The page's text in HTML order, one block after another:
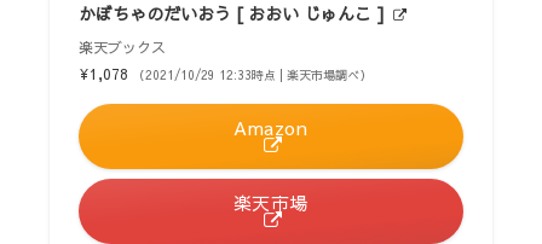
かぼちゃのだいおう [ おおい じゅんこ ]
楽天ブックス
¥1,078
（2021/10/29 12:33時点 | 楽天市場調べ）
Amazon
楽天市場